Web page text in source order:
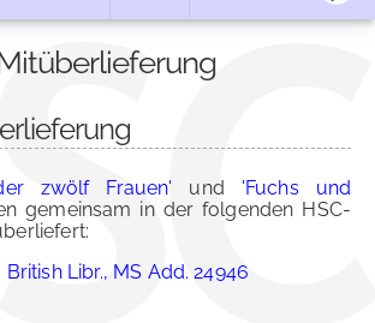
zwölf Frauen' und 'Fuchs und
gemeinsam in der folgenden HSC-
Libr., MS Add. 24946